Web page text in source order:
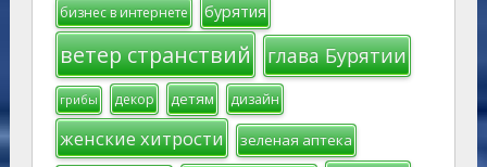
бизнес в интернете бурятия
ветер странствий глава Бурятии
грибы декор детям дизайн
женские хитрости зеленая аптека